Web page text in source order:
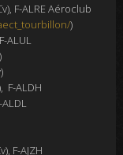
F-ALRE Aéroclub
)
ALUL
F-ALDH
F-AJZH